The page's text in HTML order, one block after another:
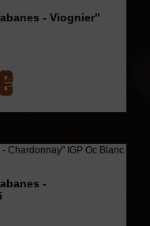
- Viognier"
-